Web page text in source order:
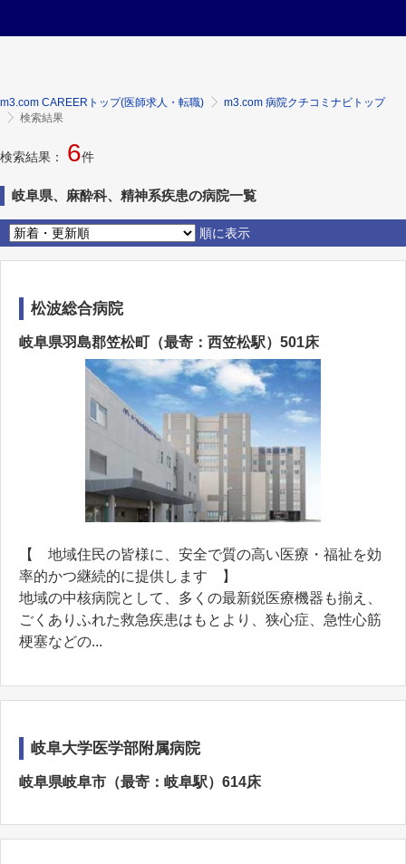
m3.com CAREERトップ(医師求人・転職)
m3.com 病院クチコミナビトップ
検索結果
検索結果： 6件
岐阜県、麻酔科、精神系疾患の病院一覧
順に表示
松波総合病院
岐阜県羽島郡笠松町（最寄：西笠松駅）501床
【 地域住民の皆様に、安全で質の高い医療・福祉を効
率的かつ継続的に提供します 】
地域の中核病院として、多くの最新鋭医療機器も揃え、
ごくありふれた救急疾患はもとより、狭心症、急性心筋
梗塞などの...
岐阜大学医学部附属病院
岐阜県岐阜市（最寄：岐阜駅）614床